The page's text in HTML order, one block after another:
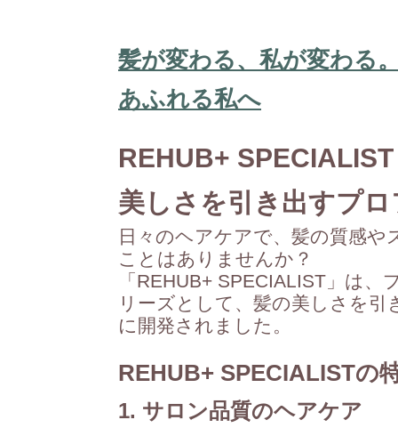
髪が変わる、私が変わる
あふれる私へ
REHUB+
美しさを引き出すプ
日々のヘアケアで、髪の質感
ことはありませんか？
「REHUB+ SPECIALIST」は
リーズとして、髪の美しさを
に開発されました。
REHUB+ SPECIALISTの
1. サロン品質のヘアケア